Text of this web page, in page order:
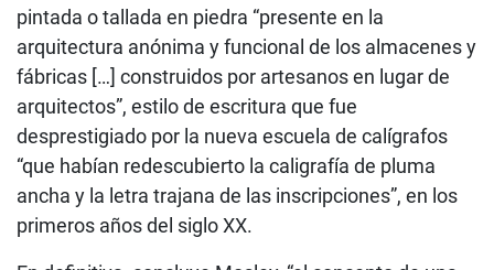
pintada o tallada en piedra “presente en la
arquitectura anónima y funcional de los almacenes y
fábricas […] construidos por artesanos en lugar de
arquitectos”, estilo de escritura que fue
desprestigiado por la nueva escuela de calígrafos
“que habían redescubierto la caligrafía de pluma
ancha y la letra trajana de las inscripciones”, en los
primeros años del siglo XX.